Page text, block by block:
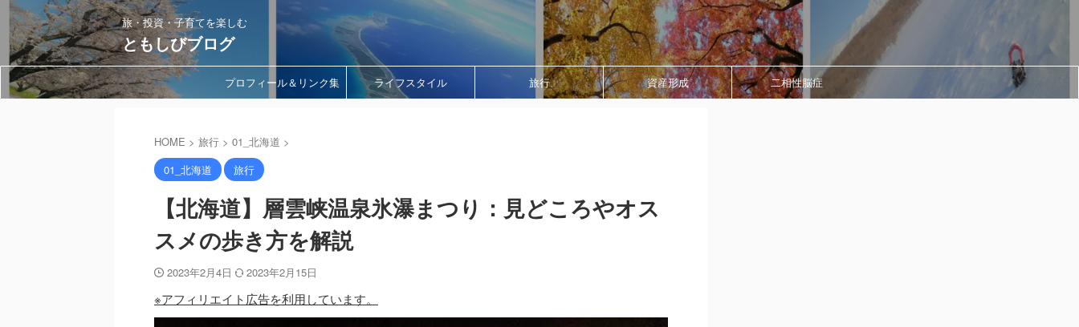
旅・投資・子育てを楽しむ
ともしびブログ
プロフィール＆リンク集 ライフスタイル 旅行 資産形成 二相性脳症
HOME > 旅行 > 01_北海道 >
01_北海道
旅行
【北海道】層雲峡温泉氷瀑まつり：見どころやオス
スメの歩き方を解説
2023年2月4日 2023年2月15日
※アフィリエイト広告を利用しています。